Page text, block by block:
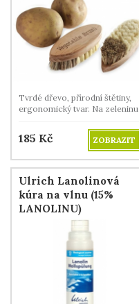
Tvrdé dřevo, přírodní štětiny,
ergonomický tvar. Na zeleninu
185 Kč ZOBRAZIT
Ulrich Lanolinová
kúra na vlnu (15%
LANOLINU)